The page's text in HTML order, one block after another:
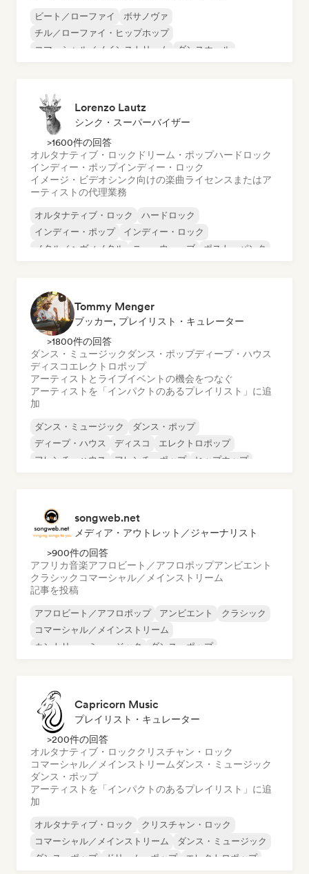
ビート／ローファイ
ボサノヴァ
チル／ローファイ・ヒップホップ
コマーシャル／メインストリーム
ダンスホール
Lorenzo Lautz
シンク・スーパーバイザー
>1600件の回答
オルタナティブ・ロック ドリーム・ポップハードロック
インディー・ポップインディー・ロック
イメージ・ビデオシンク向けの楽曲ライセンスまたはア
ーティストの代理業務
オルタナティブ・ロック
ハードロック
インディー・ポップ
インディー・ロック
メタル／ヘヴィメタル
ニューウェーブ
ポスト・パンク
Tommy Menger
ブッカー, プレイリスト・キュレーター
>1800件の回答
ダンス・ミュージック ダンス・ポップディープ・ハウス
ディスコエレクトロポップ
アーティストとライブイベントの機会をつなぐ
アーティストを「インパクトのあるプレイリスト」に追
加
ダンス・ミュージック
ダンス・ポップ
ディープ・ハウス
ディスコ
エレクトロポップ
フレンチ・ハウス
フレンチ・ポップ ヒップホップ
songweb.net
メディア・アウトレット／ジャーナリスト
>900件の回答
アフリカ音楽アフロビート／アフロポップアンビエント
クラシック コマーシャル／メインストリーム
記事を投稿
アフロビート／アフロポップ アンビエント
クラシック
コマーシャル／メインストリーム
カントリー・ミュージック
ダンス・ポップ
Capricorn Music
プレイリスト・キュレーター
>200件の回答
オルタナティブ・ロッククリスチャン・ロック
コマーシャル／メインストリーム ダンス・ミュージック
ダンス・ポップ
アーティストを「インパクトのあるプレイリスト」に追
加
オルタナティブ・ロック
クリスチャン・ロック
コマーシャル／メインストリーム
ダンス・ミュージック
ダンス・ポップ
ドリーム・ポップ
エレクトロポップ